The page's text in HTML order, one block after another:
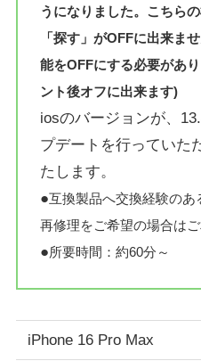
うになりました。こちら
「探す」がOFFに出来ま
能をOFFにする必要があ
ント後オフに出来ます)
iosのバージョンが、
プデートを行っていた
たします。
●互換製品へ交換経験の
再修理をご希望の場合は
●所要時間：約60分～
iPhone 16 Pro Max